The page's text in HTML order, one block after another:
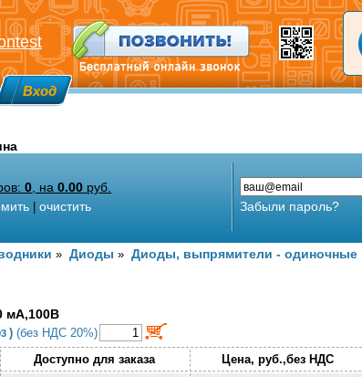
мА,100В
) (без НДС 20%)
Доступно для заказа Цена, руб.,без НДС
» Диоды » Диоды, выпрямители - одиночные
Вход
0 , на0.00 руб.
|очистить Забыли пароль?